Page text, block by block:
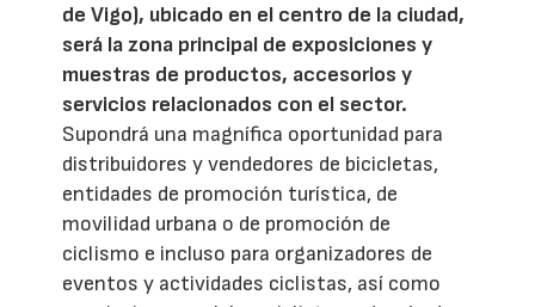
de Vigo), ubicado en el centro de la ciudad,
será la zona principal de exposiciones y
muestras de productos, accesorios y
servicios relacionados con el sector.
Supondrá una magnífica oportunidad para
distribuidores y vendedores de bicicletas,
entidades de promoción turística, de
movilidad urbana o de promoción de
ciclismo e incluso para organizadores de
eventos y actividades ciclistas, así como